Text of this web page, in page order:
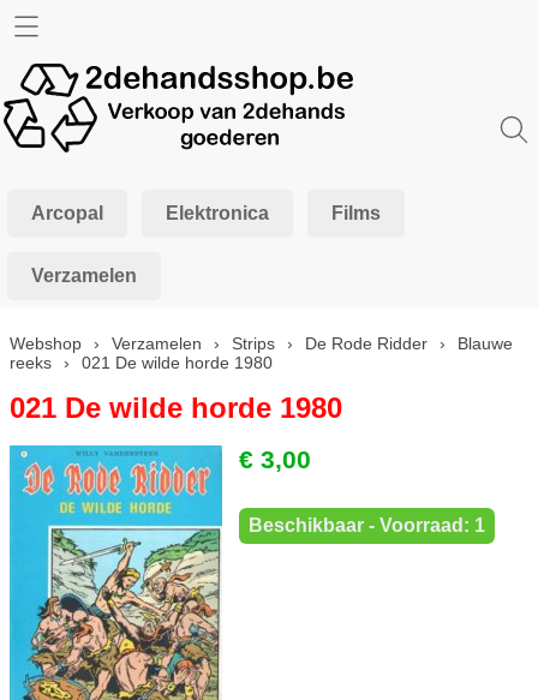
Home
Info
Contact
Mijn account
Arcopal Elektronica Films
Verzamelen
Webshop › Verzamelen › Strips › De Rode Ridder ›
Blauwe
reeks
› 021 De wilde horde 1980
021 De wilde horde 1980
€ 3,00
Beschikbaar - Voorraad: 1